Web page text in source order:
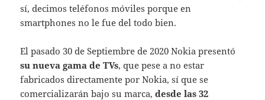
sí, decimos teléfonos móviles porque en
smartphones no le fue del todo bien.
El pasado 30 de Septiembre de 2020 Nokia presentó
su nueva gama de TVs, que pese a no estar
fabricados directamente por Nokia, sí que se
comercializarán bajo su marca,desde las 32